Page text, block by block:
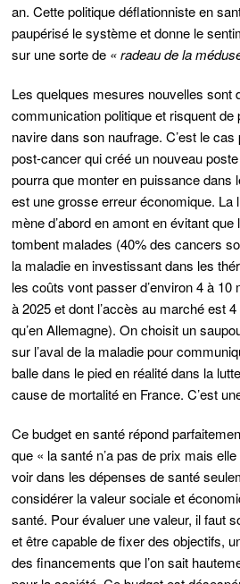
an. Cette politique déflationniste en
paupérisé le système et donne le
sur une sorte de « radeau de la
Les quelques mesures nouvelles sont
communication politique et risquent de
navire dans son naufrage. C’est le
post-cancer qui créé un nouveau
pourra que monter en puissance dans
est une grosse erreur économique. La
mène d’abord en amont en évitant
tombent malades (40% des cancers
la maladie en investissant dans les
les coûts vont passer d’environ 4 à 10
à 2025 et dont l’accès au marché est
qu’en Allemagne). On choisit un
sur l’aval de la maladie pour
balle dans le pied en réalité dans la
cause de mortalité en France. C’est
Ce budget en santé répond
que « la santé n’a pas de prix mais
voir dans les dépenses de santé
considérer la valeur sociale et
santé. Pour évaluer une valeur, il faut
et être capable de fixer des objectifs,
des financements que l’on sait